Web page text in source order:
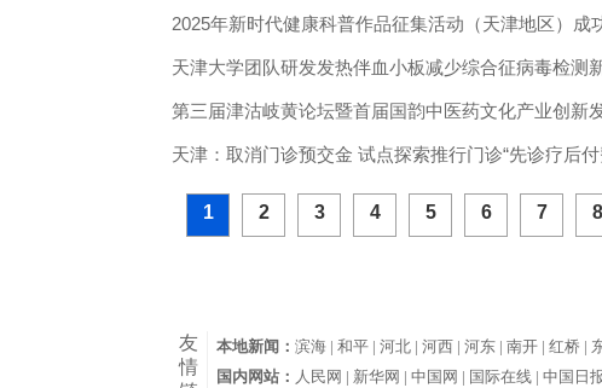
2025年新时代健康科普作品征集活动（天津地区）成
天津大学团队研发发热伴血小板减少综合征病毒检测
第三届津沽岐黄论坛暨首届国韵中医药文化产业创新
天津：取消门诊预交金 试点探索推行门诊“先诊疗后付
1 2 3 4 5 6 7 8
友
情
本地新闻： 滨海 |和平 |河北 |河西 |河东 |南开 |红桥 |
国内网站： 人民网 | 新华网 |中国网 | 国际在线 |中国日